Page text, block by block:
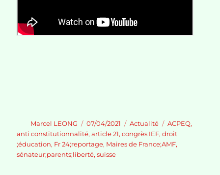
Auteur
Marcel LEONG
Publié
le
07/04/2021 Catégories
Actualité Étiquettes
ACPEQ,
anti constitutionnalité,article 21,congrès IEF,droit
;éducation, Fr 24;reportage, Maires de France;AMF,
sénateur;parents;liberté,suisse